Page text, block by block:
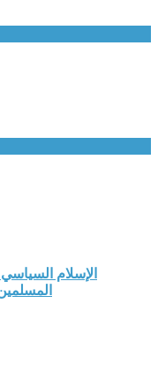
الإسلام